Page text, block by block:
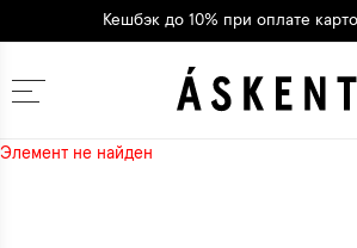
Кешбэк до 10% при оплате
Элемент не найден